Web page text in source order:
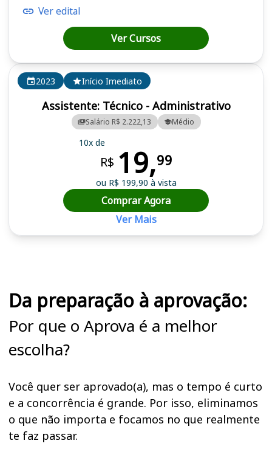
2023 Início Imediato
Assistente: Técnico - Administrativo
Salário R$ 2.222,13 Médio
10x de
R$ 19,99
ou R$ 199,90 à vista
Comprar Agora
Ver Mais
Ver edital
Ver Cursos
Da preparação à aprovação:
Por que o Aprova é a melhor
escolha?
Você quer ser aprovado(a), mas o tempo é curto
e a concorrência é grande. Por isso, eliminamos
o que não importa e focamos no que realmente
te faz passar.